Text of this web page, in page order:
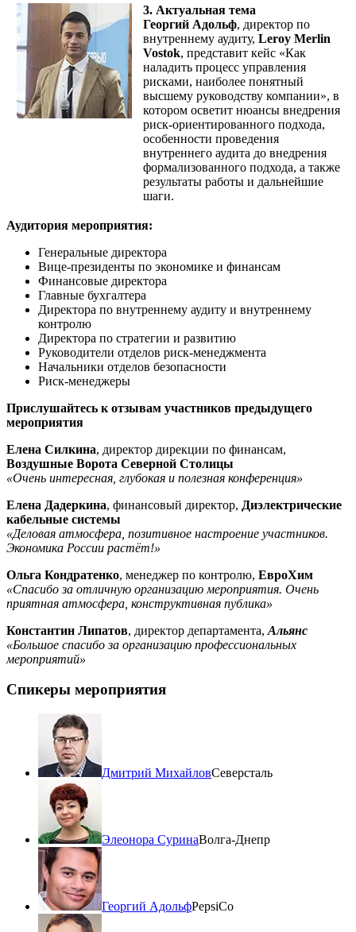
3. Актуальная тема
Георгий Адольф, директор по
внутреннему аудиту, Leroy Merlin
Vostok, представит кейс «Как
наладить процесс управления
рисками, наиболее понятный
высшему руководству компании», в
котором осветит нюансы внедрения
риск-ориентированного подхода,
особенности проведения
внутреннего аудита до внедрения
формализованного подхода, а также
результаты работы и дальнейшие
шаги.
Аудитория мероприятия:
Генеральные директора
Вице-президенты по экономике и финансам
Финансовые директора
Главные бухгалтера
Директора по внутреннему аудиту и внутреннему
контролю
Директора по стратегии и развитию
Руководители отделов риск-менеджмента
Начальники отделов безопасности
Риск-менеджеры
Прислушайтесь к отзывам участников предыдущего
мероприятия
Елена Силкина, директор дирекции по финансам,
Воздушные Ворота Северной Столицы
«Очень интересная, глубокая и полезная конференция»
Елена Дадеркина, финансовый директор, Диэлектрические
кабельные системы
«Деловая атмосфера, позитивное настроение участников.
Экономика России растёт!»
Ольга Кондратенко, менеджер по контролю, ЕвроХим
«Спасибо за отличную организацию мероприятия. Очень
приятная атмосфера, конструктивная публика»
Константин Липатов, директор департамента, Альянс
«Большое спасибо за организацию профессиональных
мероприятий»
Спикеры мероприятия
Дмитрий МихайловСеверсталь
Элеонора СуринаВолга-Днепр
Георгий АдольфPepsiCo